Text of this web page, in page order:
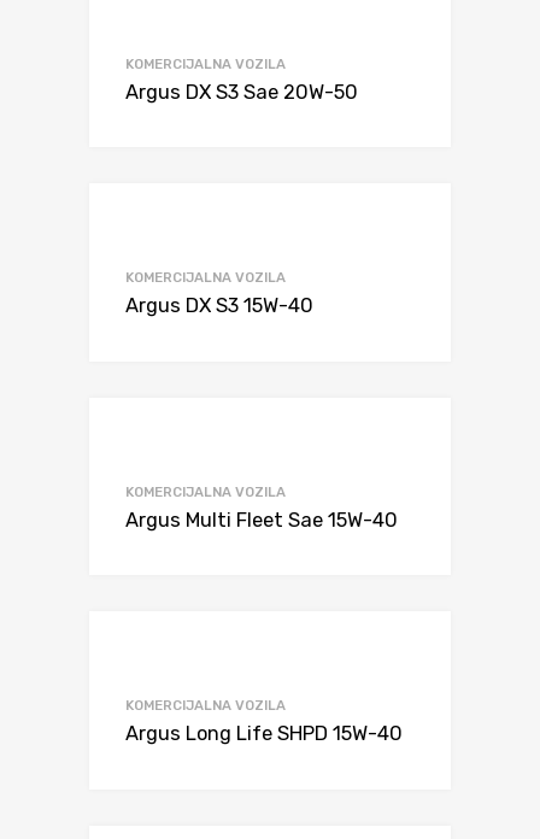
KOMERCIJALNA VOZILA
Argus DX S3 Sae 20W-50
KOMERCIJALNA VOZILA
Argus DX S3 15W-40
KOMERCIJALNA VOZILA
Argus Multi Fleet Sae 15W-40
KOMERCIJALNA VOZILA
Argus Long Life SHPD 15W-40